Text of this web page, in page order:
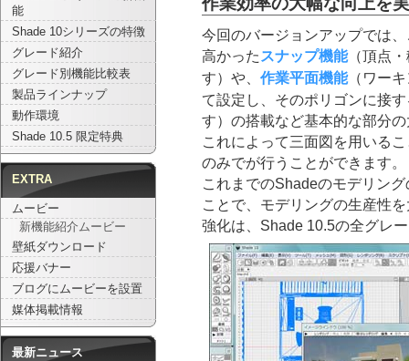
能
Shade 10シリーズの特徴
グレード紹介
グレード別機能比較表
製品ラインナップ
動作環境
Shade 10.5 限定特典
EXTRA
ムービー
新機能紹介ムービー
壁紙ダウンロード
応援バナー
ブログにムービーを設置
媒体掲載情報
最新ニュース
今回のバージョンアップでは
高かった スナップ機能（頂点
す）や、 作業平面機能（ワー
て設定し、そのポリゴンに接
す）の搭載など基本的な部分
これによって三面図を用いる
のみでが行うことができます。
これまでのShadeのモデリン
ことで、モデリングの生産性
強化は、Shade 10.5の全グレ